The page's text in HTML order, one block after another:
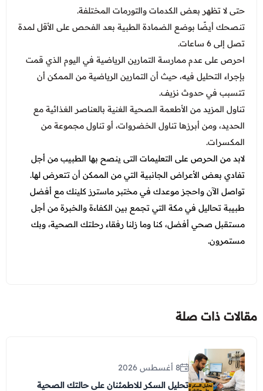
حتى لا تظهر بعض الكدمات والتورمات المختلفة.
تنصحك أيضًا بوضع الضمادة الطبية بعد الفحص على الأقل لمدة
تصل إلى 6 ساعات.
احرص على عدم ممارسة التمارين الرياضية في اليوم الذي قمت
بإجراء التحليل فيه، حيث أن التمارين الرياضية من الممكن أن
تتسبب في حدوث نزيف.
تناول المزيد من الأطعمة الصحية الغنية بالعناصر الغذائية مع
الحديد، ومن أبرزها تناول الخضروات، أو تناول مجموعة من
المكسرات.
لابد من الحرص على التعليمات التى ينصح بها الطبيب من أجل
تفادي بعض الأعراض الجانبية التي من الممكن أن تتعرض لها.
تواصل الآن واحجز موعدك في مختبر ماسترز كلينك مع أفضل
طبيبة تحاليل في مكةالتي تجمع بين الكفاءة والخبرة من أجل
مستقبل صحي أفضل، كنا وما زلنا رفقاء رحلتك الصحية، وبك
مستمرون.
مقالات ذات صلة
8 أغسطس 2026
تحليل السكر للاطمئنان على حالتك الصحية